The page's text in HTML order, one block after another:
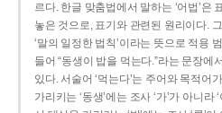
르다. 한글 맞춤법에서 말하는 ‘어법’은
놓은 것으로, 표기와 관련된 원리이다.
‘말의 일정한 법칙’이라는 뜻으로 적용
들어 “동생이 밥을 먹는다.”라는 문장에
있다. 서술어 ‘먹는다’는 주어와 목적어
가리키는 ‘동생’에는 조사 ‘가’가 아니라